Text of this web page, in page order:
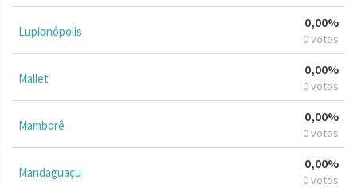
Lupionópolis
0,00%
0 votos
Mallet
0,00%
0 votos
Mamborê
0,00%
0 votos
Mandaguaçu
0,00%
0 votos